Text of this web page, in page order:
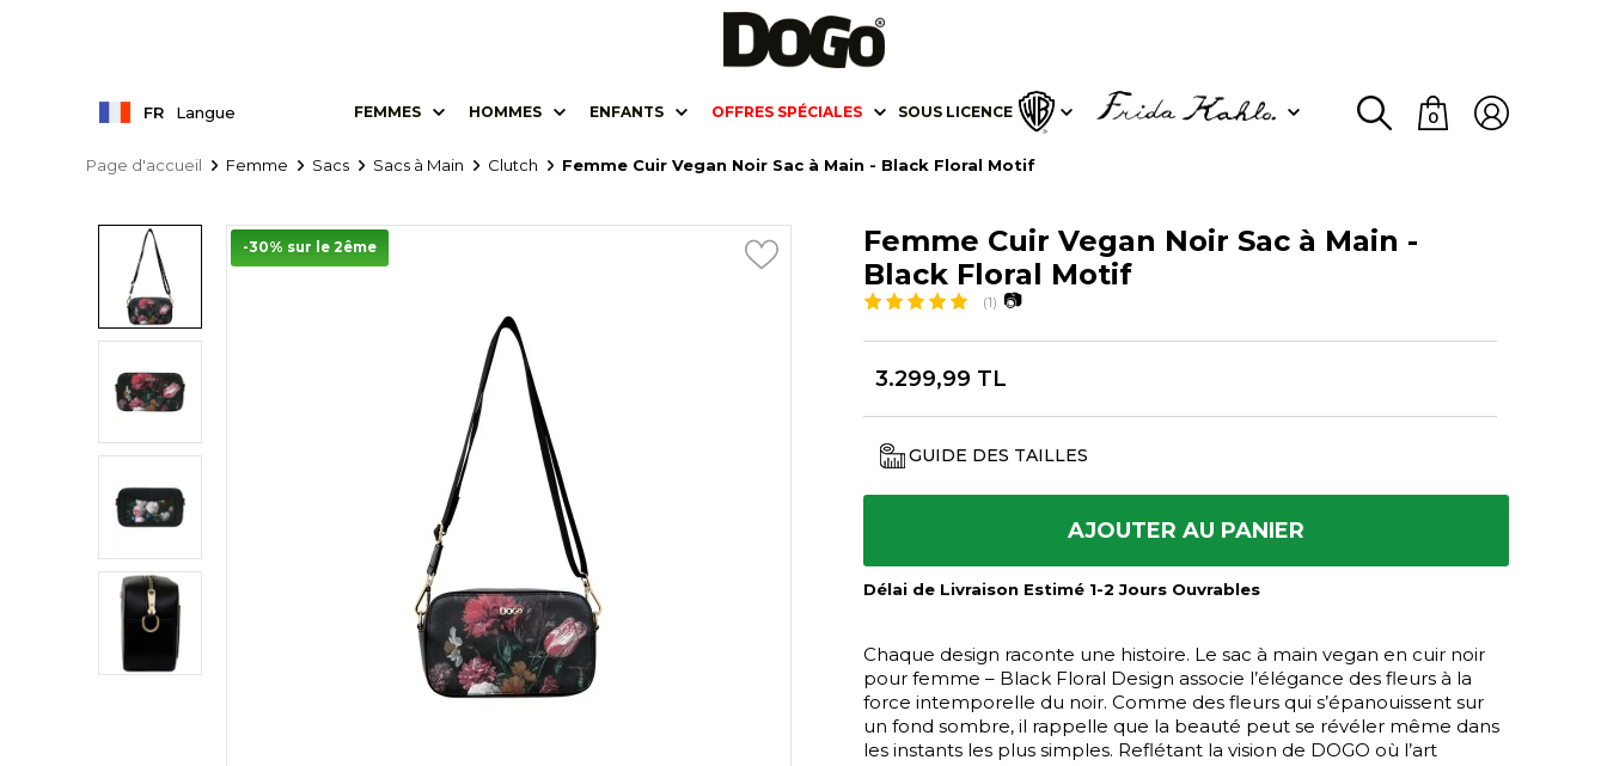
FR Langue FEMMES HOMMES ENFANTS OFFRES SPÉCIALES SOUS LICENCE 0
Page d'accueil Femme Sacs Sacs à Main Clutch Femme Cuir Vegan Noir Sac à Main - Black Floral Motif
-30% sur le 2ême
Femme Cuir Vegan Noir Sac à Main -
Black Floral Motif
(1) 📷
3.299,99 TL
GUIDE DES TAILLES
AJOUTER AU PANIER
Délai de Livraison Estimé 1-2 Jours Ouvrables
Chaque design raconte une histoire. Le sac à main vegan en cuir noir
pour femme – Black Floral Design associe l’élégance des fleurs à la
force intemporelle du noir. Comme des fleurs qui s’épanouissent sur
un fond sombre, il rappelle que la beauté peut se révéler même dans
les instants les plus simples. Reflétant la vision de DOGO où l’art